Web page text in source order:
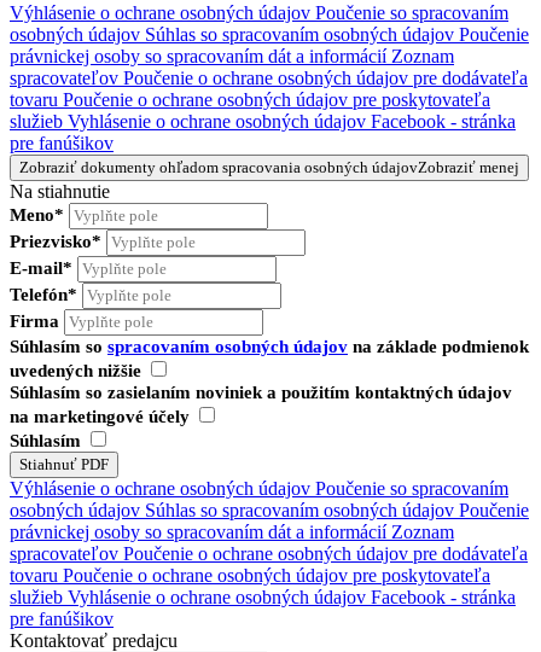
Výhlásenie o ochrane osobných údajov Poučenie so spracovaním
osobných údajov Súhlas so spracovaním osobných údajov Poučenie
právnickej osoby so spracovaním dát a informácií Zoznam
spracovateľov Poučenie o ochrane osobných údajov pre dodávateľa
tovaru Poučenie o ochrane osobných údajov pre poskytovateľa
služieb Vyhlásenie o ochrane osobných údajov Facebook - stránka
pre fanúšikov
Zobraziť dokumenty ohľadom spracovania osobných údajovZobraziť menej
Na stiahnutie
Meno*
Priezvisko*
E-mail*
Telefón*
Firma
Súhlasím so spracovaním osobných údajov na základe podmienok
uvedených nižšie
Súhlasím so zasielaním noviniek a použitím kontaktných údajov
na marketingové účely
Súhlasím
Výhlásenie o ochrane osobných údajov Poučenie so spracovaním
osobných údajov Súhlas so spracovaním osobných údajov Poučenie
právnickej osoby so spracovaním dát a informácií Zoznam
spracovateľov Poučenie o ochrane osobných údajov pre dodávateľa
tovaru Poučenie o ochrane osobných údajov pre poskytovateľa
služieb Vyhlásenie o ochrane osobných údajov Facebook - stránka
pre fanúšikov
Kontaktovať predajcu